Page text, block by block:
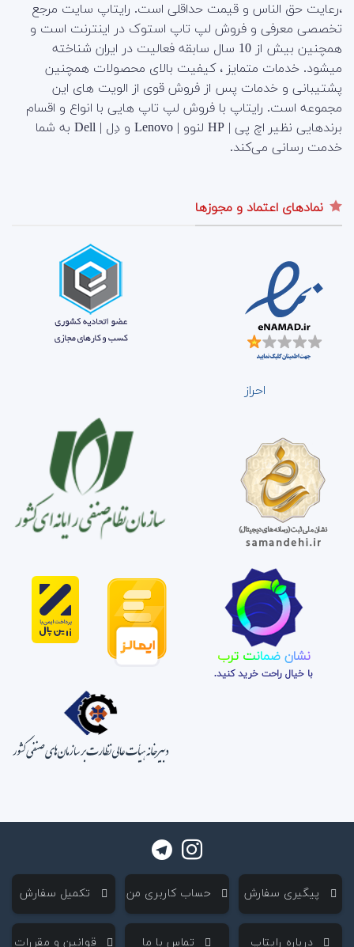
،رعایت حق الناس و قیمت حداقلی است. رایتاپ سایت مرجع
تخصصی معرفی و فروش لپ تاپ استوک در اینترنت است و
همچنین بیش از 10 سال سابقه فعالیت در ایران شناخته
میشود. خدمات متمایز ، کیفیت بالای محصولات همچنین
پشتیبانی و خدمات پس از فروش قوی از الویت های این
مجموعه است. رایتاپ با فروش لپ تاپ هایی با انواع و اقسام
برندهایی نظیر اچ پی | HP لنوو | Lenovo و دِل | Dell به شما
خدمت رسانی می‌کند.
نمادهای اعتماد و مجوزها
احراز
نشان ضمانت ترب
با خیال راحت خرید کنید.
‌ پیگیری سفارش ‌ حساب کاربری من ‌ تکمیل سفارش
‌ درباره رایتاپ ‌ تماس با ما ‌ قوانین و مقررات